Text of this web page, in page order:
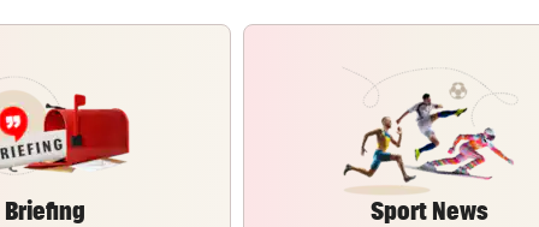
Briefing Sport News